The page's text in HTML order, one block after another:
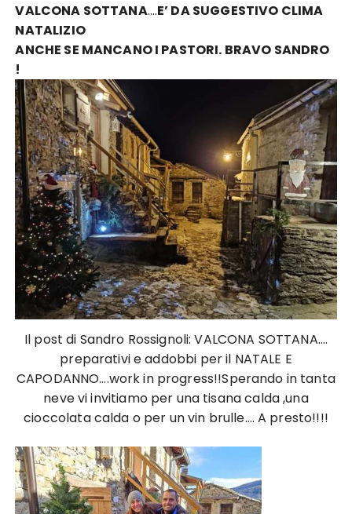
VALCONA SOTTANA….E’ DA SUGGESTIVO CLIMA
NATALIZIO
ANCHE SE MANCANO I PASTORI. BRAVO SANDRO
!
Il post di Sandro Rossignoli: VALCONA SOTTANA….
preparativi e addobbi per il NATALE E
CAPODANNO….work in progress!!Sperando in tanta
neve vi invitiamo per una tisana calda ,una
cioccolata calda o per un vin brulle…. A presto!!!!